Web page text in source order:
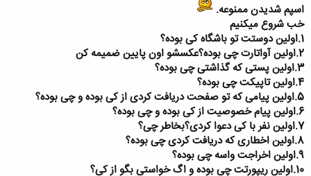
ع
اسپم شدیدن ممنوعه.
خب شروع میکنیم
1.اولین دوستت تو باشگاه کی بوده؟
2.اولین آواتارت چی بوده؟عکسشو اون پایین ضمیمه کن
3.اولین پستی که گذاشتی چی بوده؟
4.اولین تاپیکت چی بوده؟
5.اولین پیامی که تو صفحت دریافت کردی از کی بوده و چی بوده؟
6.اولین پیام خصوصیت از کی بوده و چی بوده؟
7.اولین نفر با کی دعوا کردی؟بخاطر چی؟
8.اولین اخطاری که دریافت کردی چی بوده؟
9.اولین اخراجت واسه چی بوده؟
10.اولین ریپورتت چی بوده و اگ خواستی بگو از کی؟